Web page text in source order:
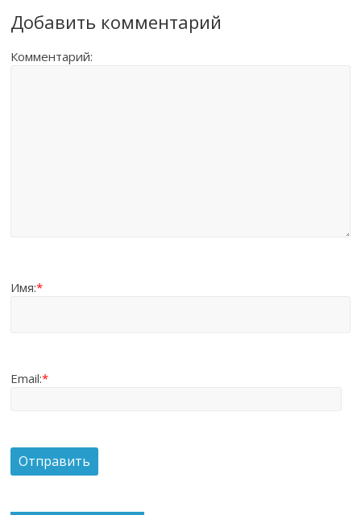
Добавить комментарий
Комментарий:
Имя:*
Email:*